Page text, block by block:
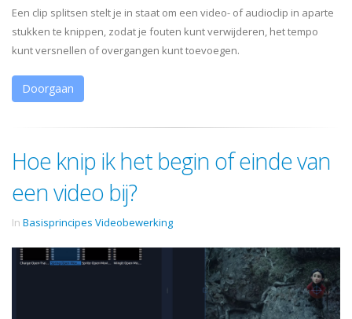
Een clip splitsen stelt je in staat om een video- of audioclip in aparte
stukken te knippen, zodat je fouten kunt verwijderen, het tempo
kunt versnellen of overgangen kunt toevoegen.
Doorgaan
Hoe knip ik het begin of einde van
een video bij?
In Basisprincipes Videobewerking